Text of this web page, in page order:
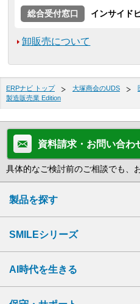
総合受付窓口
インサイド
卸販売について
ERPナビ トップ 大塚商会のUDS
製造販売業 Edition
資料請求・お問い合わ
具体的なご検討前のご相談でも、
製品を探す
SMILEシリーズ
AI時代を生きる